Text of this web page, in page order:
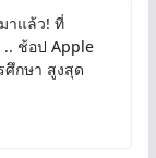
าแล้ว! ที่
.. ช้อป Apple
ศึกษา สูงสุด